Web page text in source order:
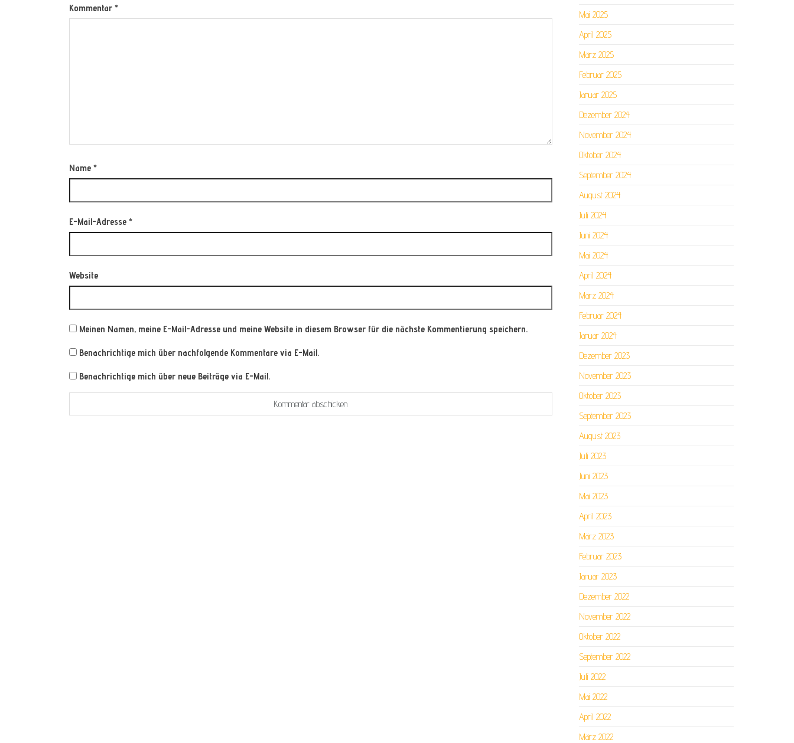
Kommentar *
Name *
E-Mail-Adresse *
Website
Meinen Namen, meine E-Mail-Adresse und meine Website in diesem Browser für die nächste Kommentierung speichern.
Benachrichtige mich über nachfolgende Kommentare via E-Mail.
Benachrichtige mich über neue Beiträge via E-Mail.
Mai 2025
April 2025
März 2025
Februar 2025
Januar 2025
Dezember 2024
November 2024
Oktober 2024
September 2024
August 2024
Juli 2024
Juni 2024
Mai 2024
April 2024
März 2024
Februar 2024
Januar 2024
Dezember 2023
November 2023
Oktober 2023
September 2023
August 2023
Juli 2023
Juni 2023
Mai 2023
April 2023
März 2023
Februar 2023
Januar 2023
Dezember 2022
November 2022
Oktober 2022
September 2022
Juli 2022
Mai 2022
April 2022
März 2022